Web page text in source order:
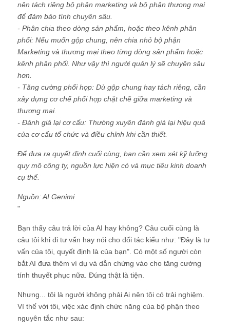
nên tách riêng bộ phận marketing và bộ phận thương mại
để đảm bảo tính chuyên sâu.
- Phân chia theo dòng sản phẩm, hoặc theo kênh phân
phối: Nếu muốn gộp chung, nên chia nhỏ bộ phận
Marketing và thương mại theo từng dòng sản phẩm hoặc
kênh phân phối. Như vậy thì người quản lý sẽ chuyên sâu
hơn.
- Tăng cường phối hợp: Dù gộp chung hay tách riêng, cần
xây dựng cơ chế phối hợp chặt chẽ giữa marketing và
thương mại.
- Đánh giá lại cơ cấu: Thường xuyên đánh giá lại hiệu quả
của cơ cấu tổ chức và điều chỉnh khi cần thiết.
Để đưa ra quyết định cuối cùng, bạn cần xem xét kỹ lưỡng
quy mô công ty, nguồn lực hiện có và mục tiêu kinh doanh
cụ thể.
Nguồn: AI Genimi
"
Bạn thấy câu trả lời của AI hay không? Câu cuối cùng là
câu tôi khi đi tư vấn hay nói cho đối tác kiểu như: "Đây là tư
vấn của tôi, quyết định là của bạn". Có một số người còn
bắt AI đưa thêm ví dụ và dẫn chứng vào cho tăng cường
tính thuyết phục nữa. Đúng thật là tiện.
Nhưng... tôi là người không phải Ai nên tôi có trải nghiệm.
Vì thế với tôi, việc xác định chức năng của bộ phận theo
nguyên tắc như sau: